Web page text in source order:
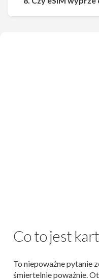
Co to jest
To niepoważne pytanie
śmiertelnie poważnie.